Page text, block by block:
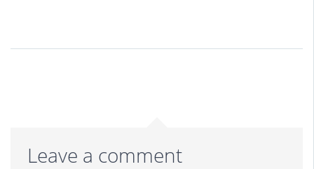
Leave a comment